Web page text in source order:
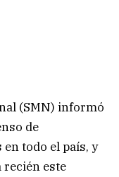
(SMN) informó
de
todo el país, y
recién este